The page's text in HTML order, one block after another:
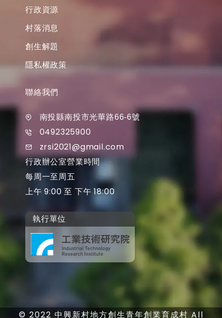
行政資源
村落消息
創生解題
隱私權政策
聯絡我們
南投縣南投市光華路66-6號
0492325900
zrsi2021@gmail.com
行政辦公室營業時間
每周一至周五
上午 9:00 至 下午 18:00
執行單位
© 2022 中興新村地方創生青年創業育成村 All